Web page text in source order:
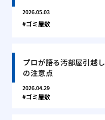
2026.05.03
ゴミ屋敷
プロが語る汚部屋引越し
の注意点
2026.04.29
ゴミ屋敷